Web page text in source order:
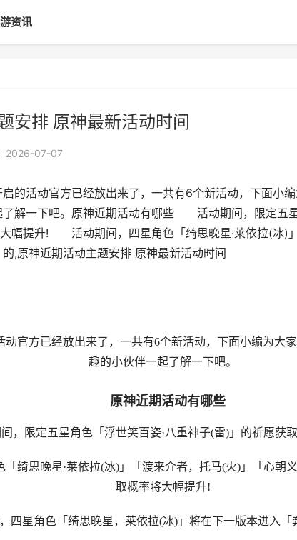
资讯
安排 原神最新活动时间
2026-07-07
的活动官方已经放出来了，一共有6个新活动，下面小
了解一下吧。原神近期活动有哪些 活动期间，限定五
幅提升! 活动期间，四星角色「绮思晚星·莱依拉(冰)
,原神近期活动主题安排 原神最新活动时间
官方已经放出来了，一共有6个新活动，下面小编为大
趣的小伙伴一起了解一下吧。
原神近期活动有哪些
限定五星角色「浮世笑百姿·八重神子(雷)」的祈愿获
思晚星·莱依拉(冰)」「渡来介者，托马(火)」「心朝义
取概率将大幅提升!
星角色「绮思晚星，莱依拉(冰)」将在下一版本进入「